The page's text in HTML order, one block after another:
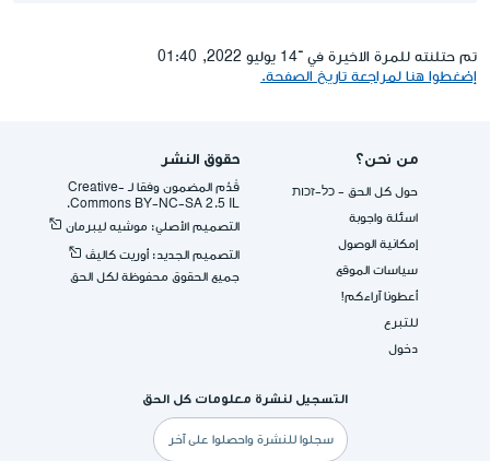
تم حتلنته للمرة الاخيرة في ־14 يوليو 2022, 01:40
إضغطوا هنا لمراجعة تاريخ الصفحة.
من نحن؟
حول كل الحق - כל-זכות
اسئلة واجوبة
إمكانية الوصول
سياسات الموقع
أعطونا آراءكم!
للتبرع
دخول
حقوق النشر
قُدِّم المضمون وفقا لـ -Creative
Commons BY-NC-SA 2.5 IL.
التصميم الأصلي: موشيه ليبرمان
التصميم الجديد: أوريت كاليڤ
جميع الحقوق محفوظة لكل الحق
التسجيل لنشرة معلومات كل الحق
البريد
الإلكتروني